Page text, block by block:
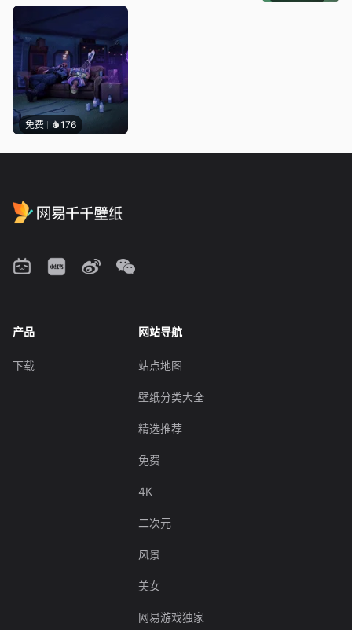
免费 176
产品
下载
网站导航
站点地图
壁纸分类大全
精选推荐
免费
4K
二次元
风景
美女
网易游戏独家